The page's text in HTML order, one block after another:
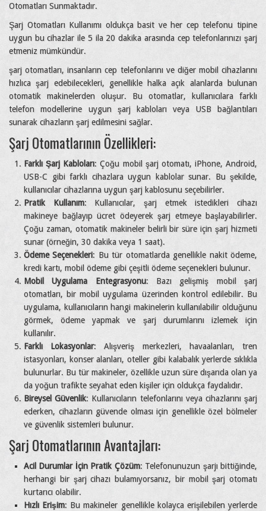
Otomatları Sunmaktadır.
Şarj Otomatları Kullanımı oldukça basit ve her cep telefonu tipine
uygun bu cihazlar ile 5 ila 20 dakika arasında cep telefonlarınızı şarj
etmeniz mümkündür.
şarj otomatları, insanların cep telefonlarını ve diğer mobil cihazlarını
hızlıca şarj edebilecekleri, genellikle halka açık alanlarda bulunan
otomatik makinelerden oluşur. Bu otomatlar, kullanıcılara farklı
telefon modellerine uygun şarj kabloları veya USB bağlantıları
sunarak cihazların şarj edilmesini sağlar.
Şarj Otomatlarının Özellikleri:
Farklı Şarj Kabloları: Çoğu mobil şarj otomatı, iPhone, Android,
USB-C gibi farklı cihazlara uygun kablolar sunar. Bu şekilde,
kullanıcılar cihazlarına uygun şarj kablosunu seçebilirler.
Pratik Kullanım: Kullanıcılar, şarj etmek istedikleri cihazı
makineye bağlayıp ücret ödeyerek şarj etmeye başlayabilirler.
Çoğu zaman, otomatik makineler belirli bir süre için şarj hizmeti
sunar (örneğin, 30 dakika veya 1 saat).
Ödeme Seçenekleri: Bu tür otomatlarda genellikle nakit ödeme,
kredi kartı, mobil ödeme gibi çeşitli ödeme seçenekleri bulunur.
Mobil Uygulama Entegrasyonu: Bazı gelişmiş mobil şarj
otomatları, bir mobil uygulama üzerinden kontrol edilebilir. Bu
uygulama, kullanıcıların hangi makinelerin kullanılabilir olduğunu
görmek, ödeme yapmak ve şarj durumlarını izlemek için
kullanılır.
Farklı Lokasyonlar: Alışveriş merkezleri, havaalanları, tren
istasyonları, konser alanları, oteller gibi kalabalık yerlerde sıklıkla
bulunurlar. Bu tür makineler, özellikle uzun süre dışarıda olan ya
da yoğun trafikte seyahat eden kişiler için oldukça faydalıdır.
Bireysel Güvenlik: Kullanıcıların telefonlarını veya cihazlarını şarj
ederken, cihazların güvende olması için genellikle özel bölmeler
ve güvenlik sistemleri bulunur.
Şarj Otomatlarının Avantajları:
Acil Durumlar İçin Pratik Çözüm: Telefonunuzun şarjı bittiğinde,
herhangi bir şarj cihazı bulamıyorsanız, bir mobil şarj otomatı
kurtarıcı olabilir.
Hızlı Erişim: Bu makineler genellikle kolayca erişilebilen yerlerde